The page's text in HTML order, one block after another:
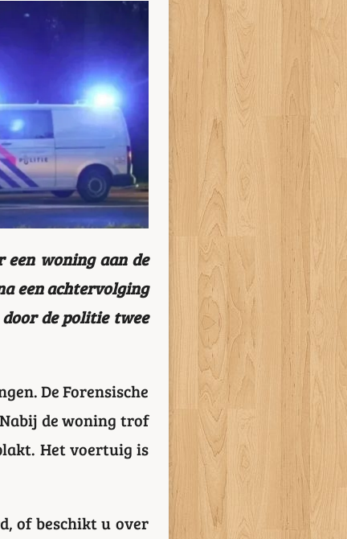
een woning aan de
een achtervolging
de politie twee
De Forensische
de woning trof
Het voertuig is
of beschikt u over